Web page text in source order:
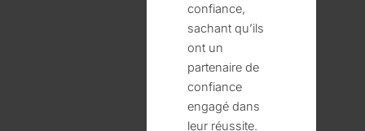
confiance,
sachant qu’ils
ont un
partenaire de
confiance
engagé dans
leur réussite.